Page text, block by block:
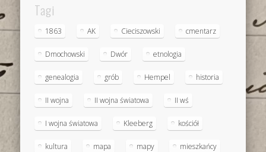
Tagi
1863 AK Cieciszowski cmentarz
Dmochowski Dwór etnologia
genealogia grób Hempel historia
II wojna II wojna światowa II wś
I wojna światowa Kleeberg kościół
kultura mapa mapy mieszkańcy